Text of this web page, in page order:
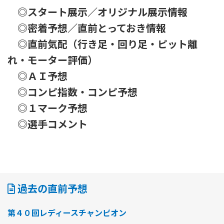
◎スタート展示／オリジナル展示情報
◎密着予想／直前とっておき情報
◎直前気配（行き足・回り足・ピット離
れ・モーター評価）
◎ＡＩ予想
◎コンピ指数・コンピ予想
◎１マーク予想
◎選手コメント
過去の直前予想
第４０回レディースチャンピオン